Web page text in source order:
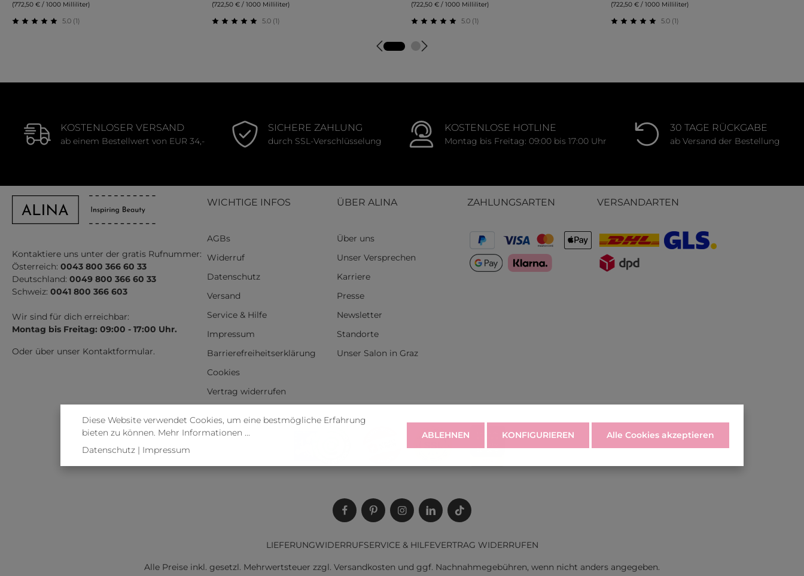
(772,50 € / 1000 Milliliter)
5.0 (1)
(722,50 € / 1000 Milliliter)
Durchschnittliche Bewertung von 5 von 5 Sternen
5.0 (1)
(722,50 € / 1000 Milliliter)
Durchschnittliche Bewertung von 5 von 5 Sternen
5.0 (1)
(722,50 € / 1000 Milliliter)
5.0 (1)
KOSTENLOSER VERSAND
ab einem Bestellwert von EUR 34,-
SICHERE ZAHLUNG
durch SSL-Verschlüsselung
KOSTENLOSE HOTLINE
Montag bis Freitag: 09:00 bis 17:00 Uhr
30 TAGE RÜCKGABE
ab Versand der Bestellung
Kontaktiere uns unter der gratis Rufnummer:
Österreich: 0043 800 366 60 33
Deutschland: 0049 800 366 60 33
Schweiz: 0041 800 366 603
Wir sind für dich erreichbar:
Montag bis Freitag: 09:00 - 17:00 Uhr.
Oder über unser Kontaktformular.
WICHTIGE INFOS
AGBs
Widerruf
Datenschutz
Versand
Service & Hilfe
Impressum
Barrierefreiheitserklärung
Cookies
Vertrag widerrufen
ÜBER ALINA
Über uns
Unser Versprechen
Karriere
Presse
Newsletter
Standorte
Unser Salon in Graz
ZAHLUNGSARTEN VERSANDARTEN
LIEFERUNGWIDERRUFSERVICE & HILFEVERTRAG WIDERRUFEN
Alle Preise inkl. gesetzl. Mehrwertsteuer zzgl. Versandkosten und ggf. Nachnahmegebühren, wenn nicht anders angegeben.
Diese Website verwendet Cookies, um eine bestmögliche Erfahrung
bieten zu können. Mehr Informationen ...
Datenschutz| Impressum
ABLEHNEN KONFIGURIEREN Alle Cookies akzeptieren